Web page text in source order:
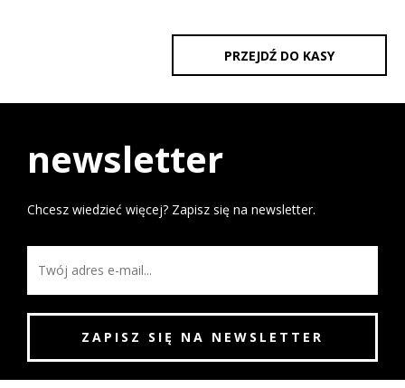
PRZEJDŹ DO KASY
newsletter
Chcesz wiedzieć więcej? Zapisz się na newsletter.